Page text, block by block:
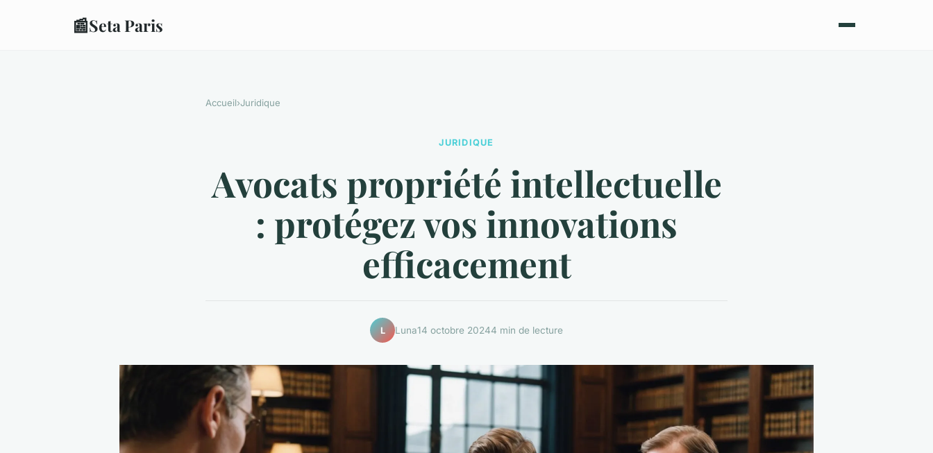
📰Seta Paris
Accueil›Juridique
JURIDIQUE
Avocats propriété intellectuelle
: protégez vos innovations
efficacement
L Luna14 octobre 20244 min de lecture